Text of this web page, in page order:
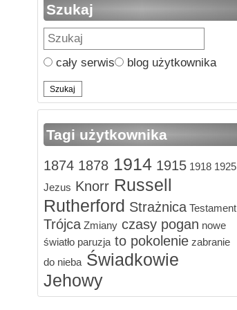
Szukaj
cały serwis blog użytkownika
Tagi użytkownika
1874 1878 1914 1915 1918 1925
Jezus Knorr Russell
Rutherford Strażnica Testament
Trójca Zmiany czasy pogan nowe
światło paruzja to pokolenie zabranie
do nieba Świadkowie
Jehowy